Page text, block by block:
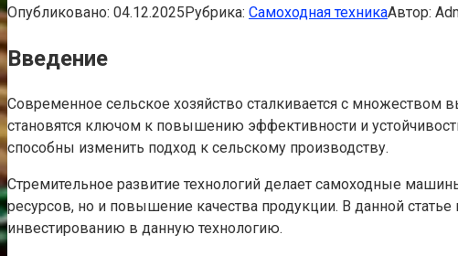
Опубликовано: 04.12.2025Рубрика: Самоходная техникаАвтор:
Введение
Современное сельское хозяйство сталкивается с множеством
становятся ключом к повышению эффективности и
способны изменить подход к сельскому производству.
Стремительное развитие технологий делает самоходные
ресурсов, но и повышение качества продукции. В данной
инвестированию в данную технологию.